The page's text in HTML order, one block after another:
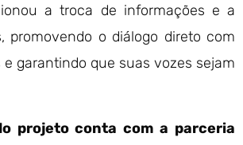
a troca de informações e a
promovendo o diálogo direto com
garantindo que suas vozes sejam
projeto conta com a parceria